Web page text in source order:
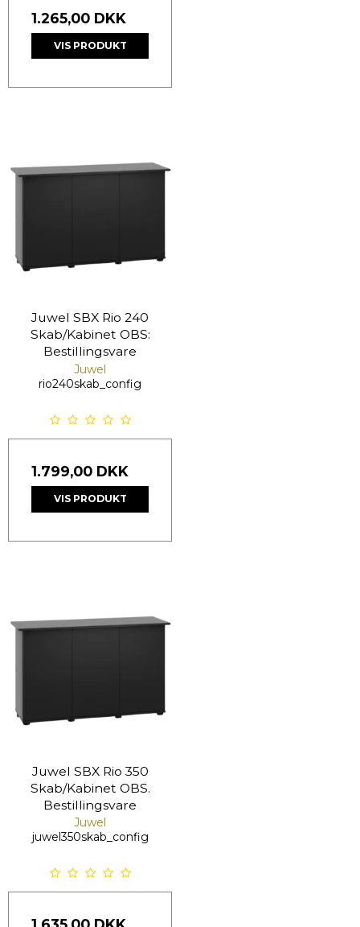
1.265,00 DKK
VIS PRODUKT
Juwel SBX Rio 240
Skab/Kabinet OBS:
Bestillingsvare
Juwel
rio240skab_config
1.799,00 DKK
VIS PRODUKT
Juwel SBX Rio 350
Skab/Kabinet OBS.
Bestillingsvare
Juwel
juwel350skab_config